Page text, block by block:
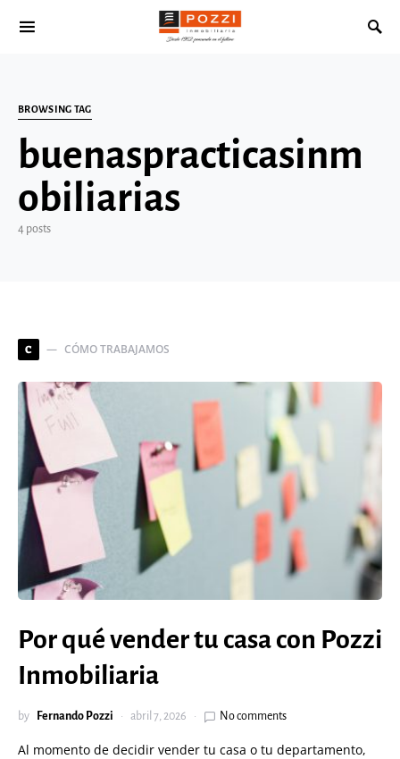
Search for:
BROWSING TAG
buenaspracticasinm
obiliarias
4 posts
C CÓMO TRABAJAMOS
Por qué vender tu casa con Pozzi
Inmobiliaria
by Fernando Pozzi abril 7, 2026 No comments
Al momento de decidir vender tu casa o tu departamento,